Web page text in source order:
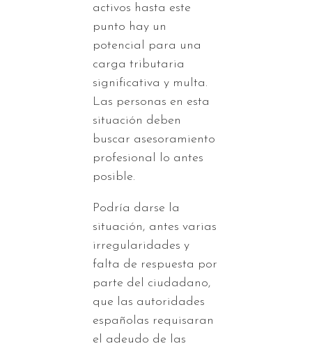
activos hasta este
punto hay un
potencial para una
carga tributaria
significativa y multa.
Las personas en esta
situación deben
buscar asesoramiento
profesional lo antes
posible.
Podría darse la
situación, antes varias
irregularidades y
falta de respuesta por
parte del ciudadano,
que las autoridades
españolas requisaran
el adeudo de las